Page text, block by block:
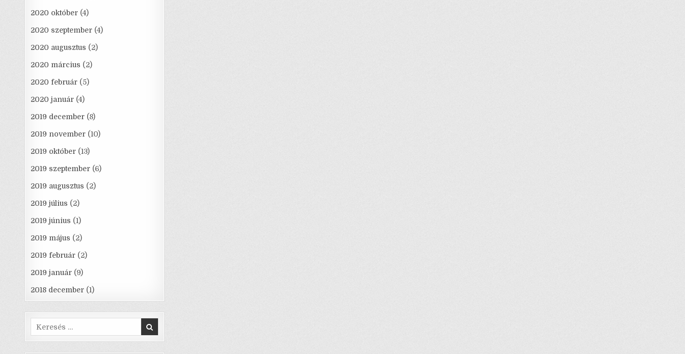
2020 október (4)
2020 szeptember (4)
2020 augusztus (2)
2020 március (2)
2020 február (5)
2020 január (4)
2019 december (8)
2019 november (10)
2019 október (13)
2019 szeptember (6)
2019 augusztus (2)
2019 július (2)
2019 június (1)
2019 május (2)
2019 február (2)
2019 január (9)
2018 december (1)
Search
for: